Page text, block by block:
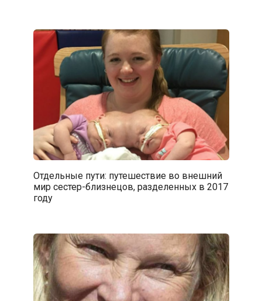
Отдельные пути: путешествие во внешний
мир сестер-близнецов, разделенных в 2017
году